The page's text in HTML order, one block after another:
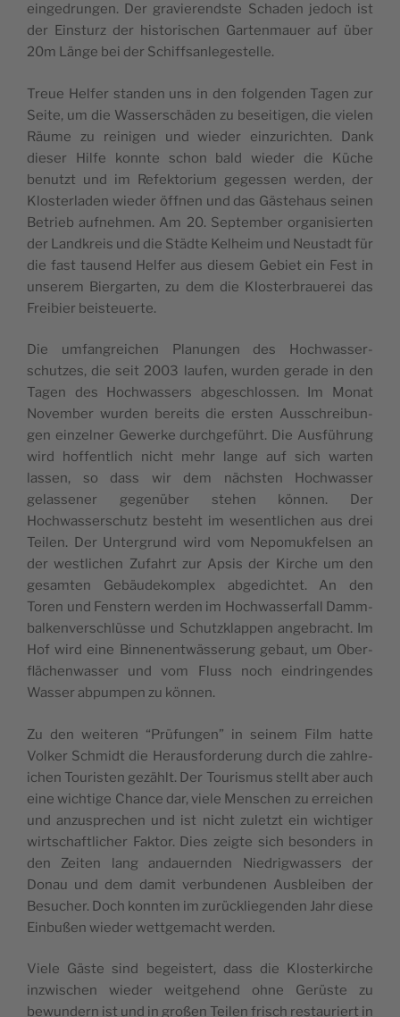
einge­drun­gen. Der gravierend­ste Schaden jedoch ist
der Ein­sturz der his­torischen Garten­mauer auf über
20m Länge bei der Schiffsanlegestelle.
Treue Helfer standen uns in den fol­gen­den Tagen zur
Seite, um die Wasser­schä­den zu beseit­i­gen, die vie­len
Räume zu reini­gen und wieder einzuricht­en. Dank
dieser Hil­fe kon­nte schon bald wieder die Küche
benutzt und im Refek­to­ri­um gegessen wer­den, der
Kloster­laden wieder öff­nen und das Gäste­haus seinen
Betrieb aufnehmen. Am 20. Sep­tem­ber organ­isierten
der Land­kreis und die Städte Kel­heim und Neustadt für
die fast tausend Helfer aus diesem Gebi­et ein Fest in
unserem Bier­garten, zu dem die Kloster­brauerei das
Frei­bier beisteuerte.
Die umfan­gre­ichen Pla­nun­gen des Hochwasser­
schutzes, die seit 2003 laufen, wur­den ger­ade in den
Tagen des Hochwassers abgeschlossen. Im Monat
Novem­ber wur­den bere­its die ersten Auss­chrei­bun­
gen einzel­ner Gew­erke durchge­führt. Die Aus­führung
wird hof­fentlich nicht mehr lange auf sich warten
lassen, so dass wir dem näch­sten Hochwass­er
gelassen­er gegenüber ste­hen kön­nen. Der
Hochwasser­schutz beste­ht im wesentlichen aus drei
Teilen. Der Unter­grund wird vom Nepo­muk­felsen an
der west­lichen Zufahrt zur Apsis der Kirche um den
gesamten Gebäudekom­plex abgedichtet. An den
Toren und Fen­stern wer­den im Hochwasser­fall Damm­
balken­ver­schlüsse und Schutzk­lap­pen ange­bracht. Im
Hof wird eine Binnenen­twässerung gebaut, um Ober­
flächen­wass­er und vom Fluss noch ein­drin­gen­des
Wass­er abpumpen zu können.
Zu den weit­eren “Prü­fun­gen” in seinem Film hat­te
Volk­er Schmidt die Her­aus­forderung durch die zahlre­
ichen Touris­ten gezählt. Der Touris­mus stellt aber auch
eine wichtige Chance dar, viele Men­schen zu erre­ichen
und anzus­prechen und ist nicht zulet­zt ein wichtiger
wirtschaftlich­er Fak­tor. Dies zeigte sich beson­ders in
den Zeit­en lang andauern­den Niedrig­wassers der
Donau und dem damit ver­bun­de­nen Aus­bleiben der
Besuch­er. Doch kon­nten im zurück­liegen­den Jahr diese
Ein­bußen wieder wettgemacht werden.
Viele Gäste sind begeis­tert, dass die Klosterkirche
inzwis­chen wieder weit­ge­hend ohne Gerüste zu
bewun­dern ist und in großen Teilen frisch restau­ri­ert in